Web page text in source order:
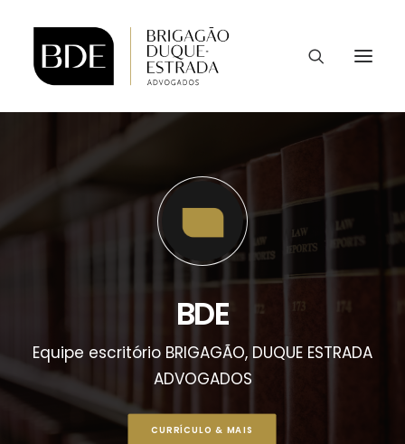
CONTATO
BDE
Equipe escritório BRIGAGÃO, DUQUE ESTRADA
ADVOGADOS
CURRÍCULO & MAIS